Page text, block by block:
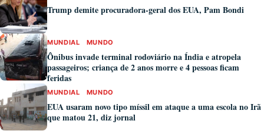
Trump demite procuradora-geral dos EUA, Pam Bondi
MUNDIAL MUNDO
Ônibus invade terminal rodoviário na Índia e atropela
passageiros; criança de 2 anos morre e 4 pessoas ficam
feridas
MUNDIAL MUNDO
EUA usaram novo tipo míssil em ataque a uma escola no Irã
que matou 21, diz jornal